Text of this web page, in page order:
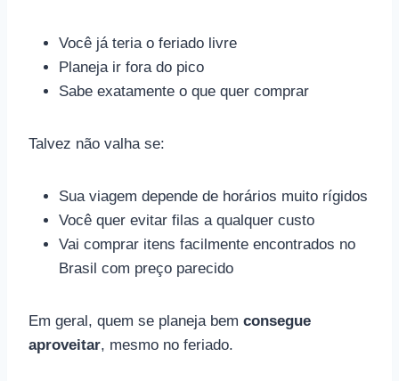
Você já teria o feriado livre
Planeja ir fora do pico
Sabe exatamente o que quer comprar
Talvez não valha se:
Sua viagem depende de horários muito rígidos
Você quer evitar filas a qualquer custo
Vai comprar itens facilmente encontrados no
Brasil com preço parecido
Em geral, quem se planeja bem consegue
aproveitar, mesmo no feriado.